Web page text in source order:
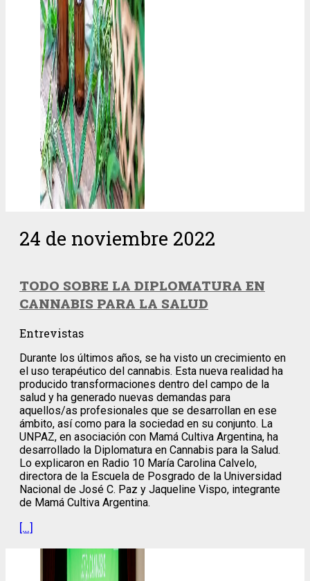
24 de noviembre 2022
TODO SOBRE LA DIPLOMATURA EN
CANNABIS PARA LA SALUD
Entrevistas
Durante los últimos años, se ha visto un crecimiento en
el uso terapéutico del cannabis. Esta nueva realidad ha
producido transformaciones dentro del campo de la
salud y ha generado nuevas demandas para
aquellos/as profesionales que se desarrollan en ese
ámbito, así como para la sociedad en su conjunto. La
UNPAZ, en asociación con Mamá Cultiva Argentina, ha
desarrollado la Diplomatura en Cannabis para la Salud.
Lo explicaron en Radio 10 María Carolina Calvelo,
directora de la Escuela de Posgrado de la Universidad
Nacional de José C. Paz y Jaqueline Vispo, integrante
de Mamá Cultiva Argentina.
[…]